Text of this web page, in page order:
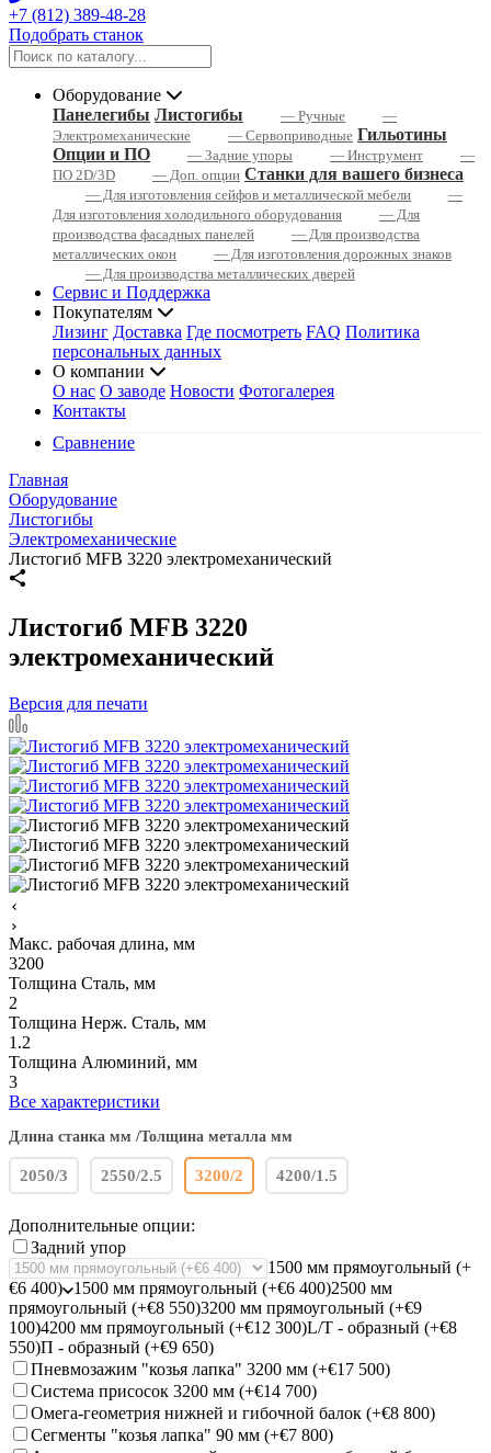
+7 (812) 389-48-28
Подобрать станок
Оборудование
Панелегибы Листогибы — Ручные
—
Электромеханические
— Сервоприводные Гильотины
Опции и ПО
— Задние упоры — Инструмент
—
ПО 2D/3D
— Доп. опции Станки для вашего бизнеса
— Для изготовления сейфов и металлической мебели
—
Для изготовления холодильного оборудования
— Для
производства фасадных панелей
— Для производства
металлических окон
— Для изготовления дорожных знаков
— Для производства металлических дверей
Сервис и Поддержка
Покупателям
Лизинг Доставка Где посмотреть FAQ Политика
персональных данных
О компании
О нас О заводе Новости Фотогалерея
Контакты
Сравнение
Главная
Оборудование
Листогибы
Электромеханические
Листогиб MFB 3220 электромеханический
Листогиб MFB 3220
электромеханический
Версия для печати
Макс. рабочая длина, мм
3200
Толщина Сталь, мм
2
Толщина Нерж. Сталь, мм
1.2
Толщина Алюминий, мм
3
Все характеристики
Длина станка мм /Толщина металла мм
2050/3 2550/2.5 3200/2 4200/1.5
Дополнительные опции:
Задний упор
1500 мм прямоугольный (+
€6 400)
1500 мм прямоугольный (+€6 400)2500 мм
прямоугольный (+€8 550)3200 мм прямоугольный (+€9
100)4200 мм прямоугольный (+€12 300)L/Т - образный (+€8
550)П - образный (+€9 650)
Пневмозажим "козья лапка" 3200 мм (+€17 500)
Система присосок 3200 мм (+€14 700)
Омега-геометрия нижней и гибочной балок (+€8 800)
Сегменты "козья лапка" 90 мм (+€7 800)